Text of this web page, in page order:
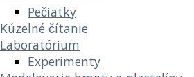
Pečiatky
Kúzelné čítanie
Laboratórium
Experimenty